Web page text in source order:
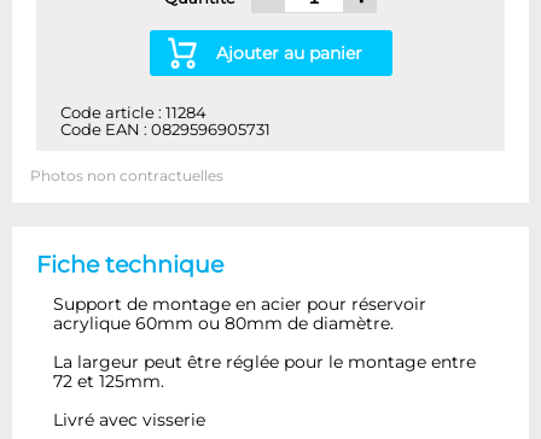
Ajouter au panier
Code article : 11284
Code EAN : 0829596905731
Photos non contractuelles
Fiche technique
Support de montage en acier pour réservoir
acrylique 60mm ou 80mm de diamètre.
La largeur peut être réglée pour le montage entre
72 et 125mm.
Livré avec visserie